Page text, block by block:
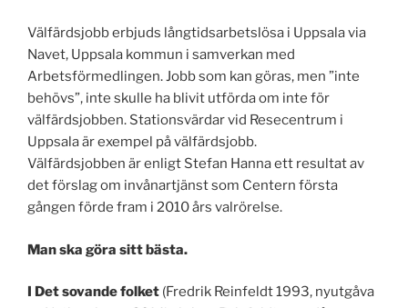
Välfärdsjobb erbjuds långtidsarbetslösa i Uppsala via
Navet, Uppsala kommun i samverkan med
Arbetsförmedlingen. Jobb som kan göras, men ”inte
behövs”, inte skulle ha blivit utförda om inte för
välfärdsjobben. Stationsvärdar vid Resecentrum i
Uppsala är exempel på välfärdsjobb.
Välfärdsjobben är enligt Stefan Hanna ett resultat av
det förslag om invånartjänst som Centern första
gången förde fram i 2010 års valrörelse.
Man ska göra sitt bästa.
I Det sovande folket (Fredrik Reinfeldt 1993, nyutgåva